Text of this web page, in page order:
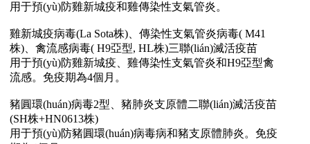
用于預(yù)防雞新城疫和雞傳染性支氣管炎。
雞新城疫病毒(La Sota株)、傳染性支氣管炎病毒( M41
株)、禽流感病毒( H9亞型, HL株)三聯(lián)滅活疫苗
用于預(yù)防雞新城疫、雞傳染性支氣管炎和H9亞型禽
流感。免疫期為4個月。
豬圓環(huán)病毒2型、豬肺炎支原體二聯(lián)滅活疫苗
(SH株+HN0613株)
用于預(yù)防豬圓環(huán)病毒病和豬支原體肺炎。免疫